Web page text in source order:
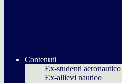
Contenuti
Ex-studenti aeronautico
Ex-allievi nautico